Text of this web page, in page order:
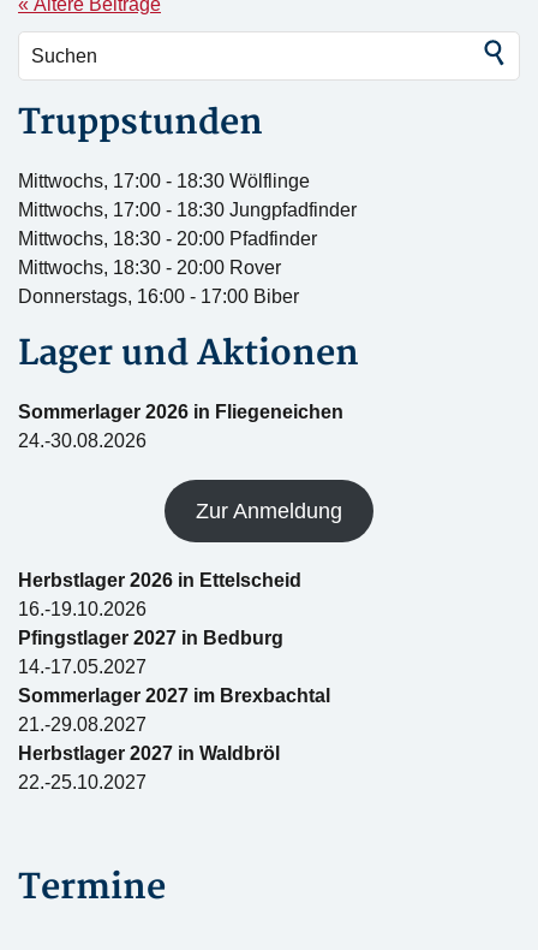
Truppstunden
Mittwochs, 17:00 - 18:30 Wölflinge
Mittwochs, 17:00 - 18:30 Jungpfadfinder
Mittwochs, 18:30 - 20:00 Pfadfinder
Mittwochs, 18:30 - 20:00 Rover
Donnerstags, 16:00 - 17:00 Biber
Lager und Aktionen
Sommerlager 2026 in Fliegeneichen
24.-30.08.2026
Zur Anmeldung
Herbstlager 2026 in Ettelscheid
16.-19.10.2026
Pfingstlager 2027 in Bedburg
14.-17.05.2027
Sommerlager 2027 im Brexbachtal
21.-29.08.2027
Herbstlager 2027 in Waldbröl
22.-25.10.2027
Termine